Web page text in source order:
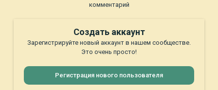
комментарий
Создать аккаунт
Зарегистрируйте новый аккаунт в нашем сообществе.
Это очень просто!
Регистрация нового пользователя